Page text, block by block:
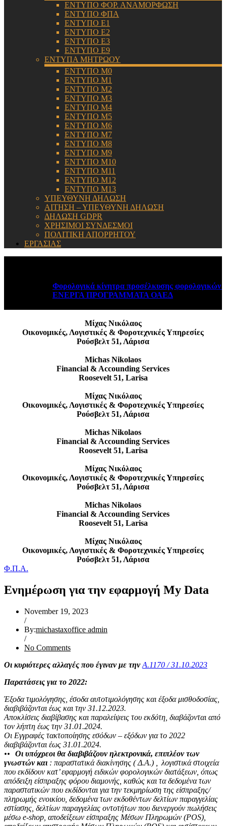
ΕΝΤΥΠΟ ΦΟΡ. ΑΝΑΜΟΡΦΩΣΗ
ΕΝΤΥΠΟ ΦΠΑ
ΕΝΤΥΠΟ Ε1
ΕΝΤΥΠΟ Ε2
ΕΝΤΥΠΟ Ε3
ΕΝΤΥΠΟ Ε9
ΕΝΤΥΠΑ ΜΗΤΡΩΟΥ
ΕΝΤΥΠΟ Μ0
ΕΝΤΥΠΟ Μ1
ΕΝΤΥΠΟ Μ2
ΕΝΤΥΠΟ Μ3
ΕΝΤΥΠΟ Μ4
ΕΝΤΥΠΟ Μ5
ΕΝΤΥΠΟ Μ6
ΕΝΤΥΠΟ Μ7
ΕΝΤΥΠΟ Μ8
ΕΝΤΥΠΟ Μ9
ΕΝΤΥΠΟ Μ10
ΕΝΤΥΠΟ Μ11
ΕΝΤΥΠΟ Μ12
ΕΝΤΥΠΟ Μ13
ΥΠΕΥΘΥΝΗ ΔΗΛΩΣΗ
ΑΙΤΗΣΗ – ΥΠΕΥΘΥΝΗ ΔΗΛΩΣΗ
ΔΗΛΩΣΗ GDPR
ΧΡΗΣΙΜΟΙ ΣΥΝΔΕΣΜΟΙ
ΠΟΛΙΤΙΚΗ ΑΠΟΡΡΗΤΟΥ
ΕΡΓΑΣΙΑΣ
Φορολογικά κίνητρα προσέλκυσης φορολογικών
ΕΝΕΡΓΑ ΠΡΟΓΡΑΜΜΑΤΑ ΟΑΕΔ August 6, 2026
Μίχας Νικόλαος
Οικονομικές, Λογιστικές & Φοροτεχνικές Υπηρεσίες
Ρούσβελτ 51, Λάρισα
Michas Nikolaos
Financial & Accounding Services
Roosevelt 51, Larisa
Μίχας Νικόλαος
Οικονομικές, Λογιστικές & Φοροτεχνικές Υπηρεσίες
Ρούσβελτ 51, Λάρισα
Michas Nikolaos
Financial & Accounding Services
Roosevelt 51, Larisa
Μίχας Νικόλαος
Οικονομικές, Λογιστικές & Φοροτεχνικές Υπηρεσίες
Ρούσβελτ 51, Λάρισα
Michas Nikolaos
Financial & Accounding Services
Roosevelt 51, Larisa
Μίχας Νικόλαος
Οικονομικές, Λογιστικές & Φοροτεχνικές Υπηρεσίες
Ρούσβελτ 51, Λάρισα
Φ.Π.Α.
Ενημέρωση για την εφαρμογή My Data
November 19, 2023
/
By:michastaxoffice admin
/
No Comments
Οι κυριότερες αλλαγές που έγιναν με τηνΑ.1170 / 31.10.2023
Παρατάσεις για το 2022:
Έξοδα τιμολόγησης, έσοδα αυτοτιμολόγησης και έξοδα μισθοδοσίας,
διαβιβάζονται έως και την 31.12.2023.
Αποκλίσεις διαβίβασης και παραλείψεις του εκδότη, διαβάζονται από
τον λήπτη έως την 31.01.2024.
Οι Εγγραφές τακτοποίησης εσόδων – εξόδων για το 2022
διαβιβάζονται έως 31.01.2024.
••
Οι υπόχρεοι θα διαβιβάζουν ηλεκτρονικά, επιπλέον των
γνωστών και : παραστατικά διακίνησης ( Δ.Α.) , λογιστικά στοιχεία
που εκδίδουν κατ’ εφαρμογή ειδικών φορολογικών διατάξεων, όπως
απόδειξη είσπραξης φόρου διαμονής, καθώς και τα δεδομένα των
παραστατικών που εκδίδονται για την τεκμηρίωση της είσπραξης/
πληρωμής ενοικίου, δεδομένα των εκδοθέντων δελτίων παραγγελίας
εστίασης, δελτίων παραγγελίας οντοτήτων που διενεργούν πωλήσεις
μέσω e-shop, αποδείξεων είσπραξης Μέσων Πληρωμών (POS),